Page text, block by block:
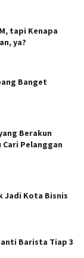
tapi Kenapa
ya?
Banget
Berakun
Pelanggan
Jadi Kota Bisnis
Barista Tiap 3